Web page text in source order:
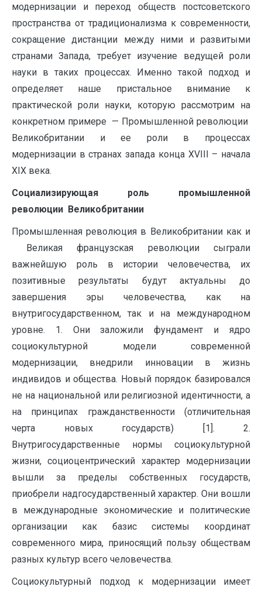
модернизации и переход обществ постсоветского
пространства от традиционализма к современности,
сокращение дистанции между ними и развитыми
странами Запада, требует изучение ведущей роли
науки в таких процессах. Именно такой подход и
определяет наше пристальное внимание к
практической роли науки, которую рассмотрим на
конкретном примере — Промышленной революции
Великобритании и ее роли в процессах
модернизации в странах запада конца XVIII – начала
XIX века.
Социализирующая роль промышленной
революции Великобритании
Промышленная революция в Великобритании как и
Великая французская революции сыграли
важнейшую роль в истории человечества, их
позитивные результаты будут актуальны до
завершения эры человечества, как на
внутригосударственном, так и на международном
уровне. 1. Они заложили фундамент и ядро
социокультурной модели современной
модернизации, внедрили инновации в жизнь
индивидов и общества. Новый порядок базировался
не на национальной или религиозной идентичности, а
на принципах гражданственности (отличительная
черта новых государств) [1]. 2.
Внутригосударственные нормы социокультурной
жизни, социоцентрический характер модернизации
вышли за пределы собственных государств,
приобрели надгосударственный характер. Они вошли
в международные экономические и политические
организации как базис системы координат
современного мира, приносящий пользу обществам
разных культур всего человечества.
Социокультурный подход к модернизации имеет